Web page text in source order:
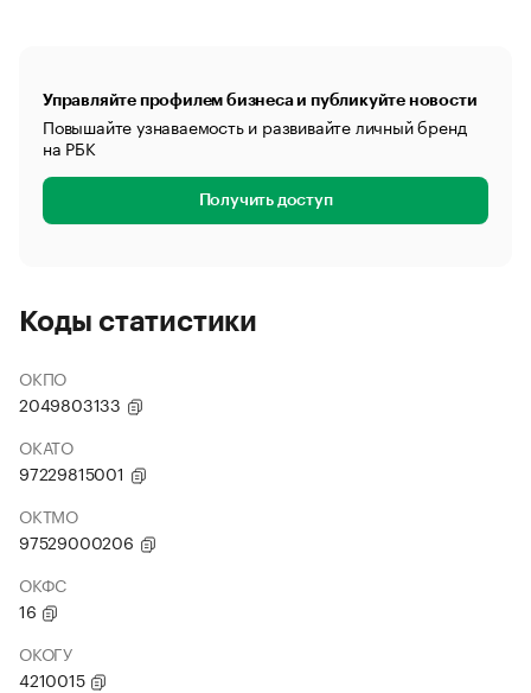
Управляйте профилем бизнеса и публикуйте новости
Повышайте узнаваемость и развивайте личный бренд
на РБК
Получить доступ
Коды статистики
ОКПО
2049803133
ОКАТО
97229815001
ОКТМО
97529000206
ОКФС
16
ОКОГУ
4210015